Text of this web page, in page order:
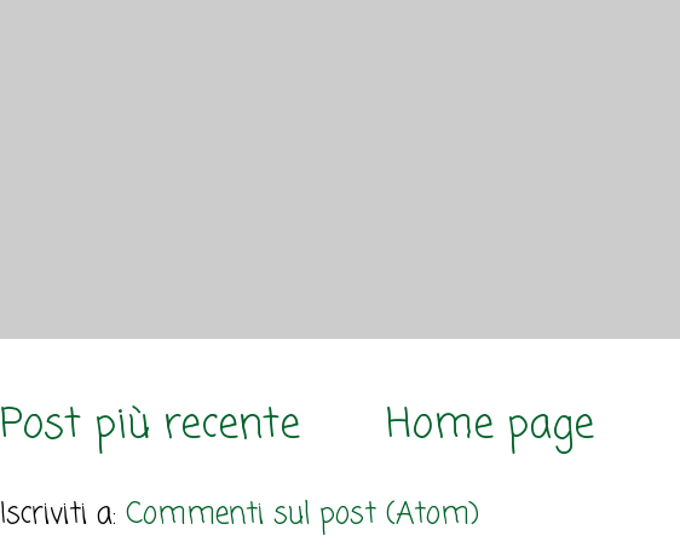
Post più recente Home page
Iscriviti a: Commenti sul post (Atom)